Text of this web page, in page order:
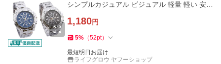
シンプルカジュアル ビジュアル 軽量 軽い 安い
1,180円
5% （52pt）
最短明日お届け
ライフグロウ ヤフーショップ